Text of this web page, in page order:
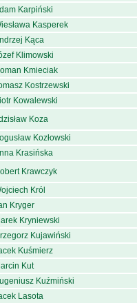
Karpiński
Kasperek
Kąca
Klimowski
Kmieciak
Kostrzewski
Kowalewski
Koza
Kozłowski
Krasińska
Krawczyk
Król
Kryger
Kryniewski
Kujawiński
Kuśmierz
Kut
Kuźmiński
Lasota